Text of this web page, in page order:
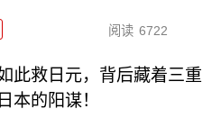
阅读 6722
此救日元，背后藏着三重
本的阳谋！